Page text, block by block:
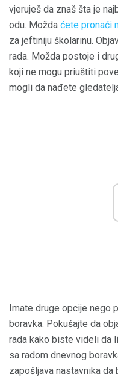
vjeruješ da znaš šta je
odu. Možda ćete pronaći
za jeftiniju školarinu.
rada. Možda postoje i
koji ne mogu priuštiti
mogli da nađete
Imate druge opcije nego
boravka. Pokušajte da
rada kako biste videli da
sa radom dnevnog
zapošljava nastavnika